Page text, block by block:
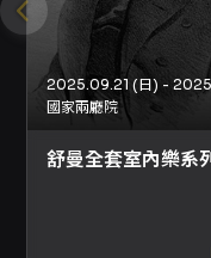
金曲獎《最佳
人獎》、《最
項提名，並獲
然。
國家兩廳院
舒曼全套室內樂系